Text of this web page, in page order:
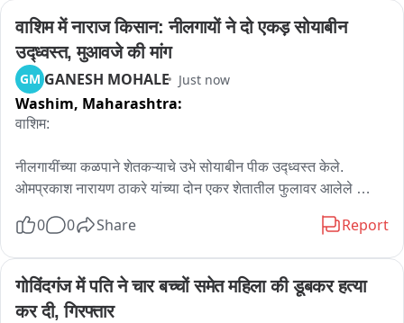
वाशिम में नाराज किसान: नीलगायों ने दो एकड़ सोयाबीन
उद्ध्वस्त, मुआवजे की मांग
GM GANESH MOHALE Just now
Washim, Maharashtra:
वाशिम:
नीलगायींच्या कळपाने शेतकऱ्याचे उभे सोयाबीन पीक उद्ध्वस्त केले.
ओमप्रकाश नारायण ठाकरे यांच्या दोन एकर शेतातील फुलावर आलेले
आहे.पीक वाचण्याची शक्यता नसल्याने हताश शेतकऱ्याने चक्क उभ्या पिकात
हातात काहीच उत्पन्न न आल्याने आता वन्यप्राणीांपासून झालेल्या
नुकसानीची शासनाने भरपाई द्यावी,अशी मागणी शेतकऱ्याने केली है。
0 0 Share Report
गोविंदगंज में पति ने चार बच्चों समेत महिला की डूबकर हत्या
कर दी, गिरफ्तार